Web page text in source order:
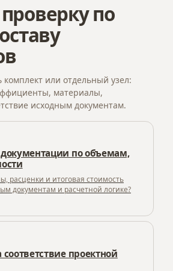
по
или отдельный узел:
материалы,
исходным документам.
по объемам,
расценки и итоговая стоимость
документам и расчетной логике?
проектной